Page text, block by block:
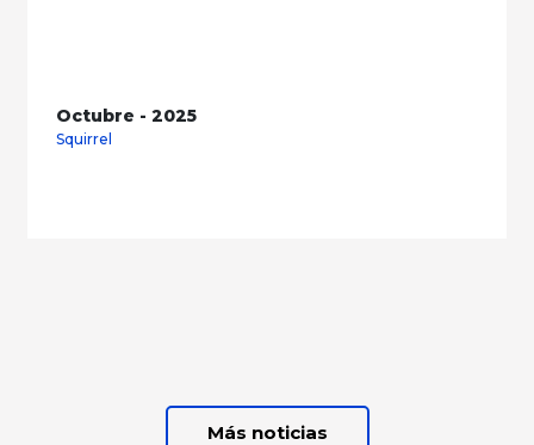
Octubre - 2025
Squirrel
Más noticias